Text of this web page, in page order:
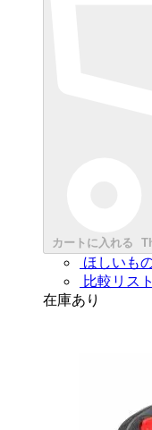
カートに入れる
ほしいも
比較リス
在庫あり